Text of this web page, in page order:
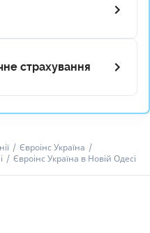
страхування
Євроінс Україна
Євроінс Україна в Новій Одесі